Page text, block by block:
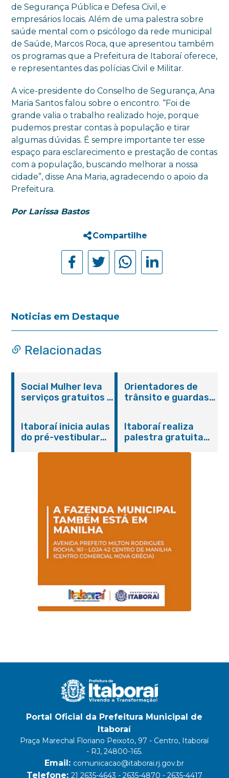
de Segurança Pública e Defesa Civil, e
empresários locais. Além de uma palestra sobre
saúde mental com o psicólogo da rede municipal
de Saúde, Marcos Roca, que apresentou também
os programas que a Prefeitura de Itaboraí oferece,
e representantes das polícias Civil e Militar.
A vice-presidente do Conselho de Segurança, Ana
Maria Santos falou sobre o encontro. “Foi de
grande valia o trabalho realizado hoje, porque
pudemos prestar contas à população e tirar
algumas dúvidas. É sempre importante ter esse
espaço para esclarecimento e prestação de contas
com a população, buscando melhorar a nossa
cidade”, disse Ana Maria, agradecendo o apoio da
Prefeitura.
Por Larissa Bastos
Compartilhe
Noticias em Destaque
Relacionadas
Social Mulher leva
serviços gratuitos à
sexta-feira (07/08)
Orientadores de
trânsito e guardas
primeiros socorros
em Itaboraí
Itaboraí inicia aulas
do pré-vestibular
Itaboraí realiza
palestra gratuita
Portal Oficial da Prefeitura Municipal de
Itaboraí
Praça Marechal Floriano Peixoto, 97 - Centro, Itaboraí
- RJ, 24800-165.
Email: comunicacao@itaborai.rj.gov.br
Telefone: 21 2635-4643 - 2635-4870 - 2635-4417